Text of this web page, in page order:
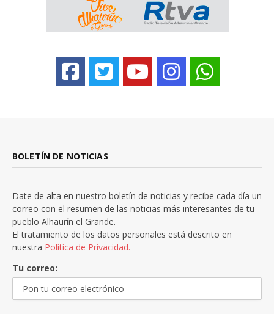
BOLETÍN DE NOTICIAS
Date de alta en nuestro boletín de noticias y recibe cada día un
correo con el resumen de las noticias más interesantes de tu
pueblo Alhaurín el Grande.
El tratamiento de los datos personales está descrito en
nuestra Política de Privacidad.
Tu correo: